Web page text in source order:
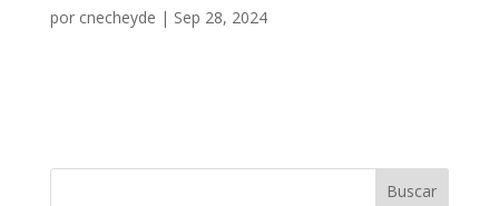
por cnecheyde | Sep 28, 2024